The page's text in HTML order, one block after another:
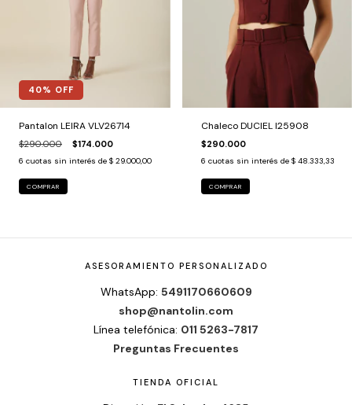
40% OFF
Pantalon LEIRA VLV26714
$290.000 $174.000
6 cuotas sin interés de $ 29.000,00
COMPRAR
Chaleco DUCIEL I25908
$290.000
6 cuotas sin interés de $ 48.333,33
COMPRAR
ASESORAMIENTO PERSONALIZADO
WhatsApp: 5491170660609
shop@nantolin.com
Línea telefónica: 011 5263-7817
Preguntas Frecuentes
TIENDA OFICIAL